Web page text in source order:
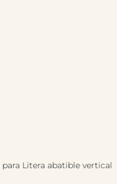
Litera abatible vertical